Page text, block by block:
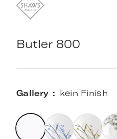
Butler 800
Gallery kein Finish